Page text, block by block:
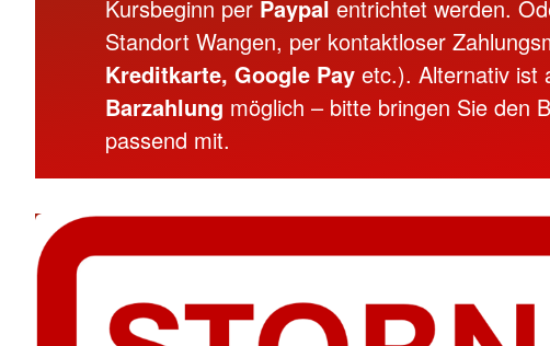
Kursbeginn per Paypal entrichtet werden.
Standort Wangen, per kontaktloser
Kreditkarte, Google Pay etc.). Alternativ ist
Barzahlung möglich – bitte bringen Sie den
passend mit.